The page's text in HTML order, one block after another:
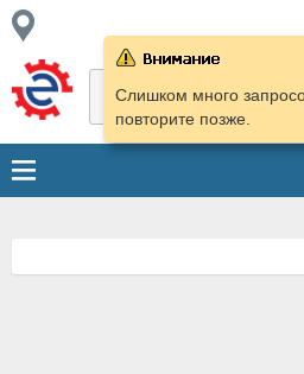
Слишком много
повторите позже.